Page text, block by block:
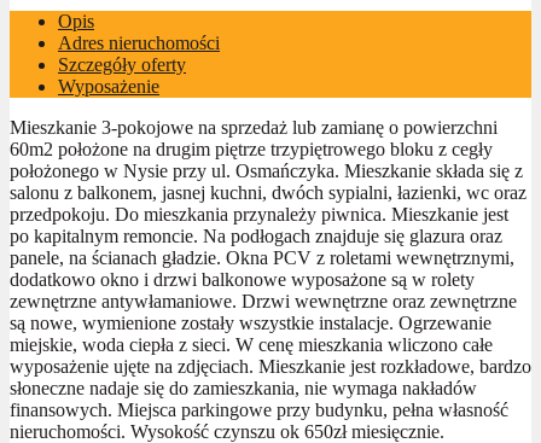
Opis
Adres nieruchomości
Szczegóły oferty
Wyposażenie
Mieszkanie 3-pokojowe na sprzedaż lub zamianę o powierzchni
60m2 położone na drugim piętrze trzypiętrowego bloku z cegły
położonego w Nysie przy ul. Osmańczyka. Mieszkanie składa się z
salonu z balkonem, jasnej kuchni, dwóch sypialni, łazienki, wc oraz
przedpokoju. Do mieszkania przynależy piwnica. Mieszkanie jest
po kapitalnym remoncie. Na podłogach znajduje się glazura oraz
panele, na ścianach gładzie. Okna PCV z roletami wewnętrznymi,
dodatkowo okno i drzwi balkonowe wyposażone są w rolety
zewnętrzne antywłamaniowe. Drzwi wewnętrzne oraz zewnętrzne
są nowe, wymienione zostały wszystkie instalacje. Ogrzewanie
miejskie, woda ciepła z sieci. W cenę mieszkania wliczono całe
wyposażenie ujęte na zdjęciach. Mieszkanie jest rozkładowe, bardzo
słoneczne nadaje się do zamieszkania, nie wymaga nakładów
finansowych. Miejsca parkingowe przy budynku, pełna własność
nieruchomości. Wysokość czynszu ok 650zł miesięcznie.